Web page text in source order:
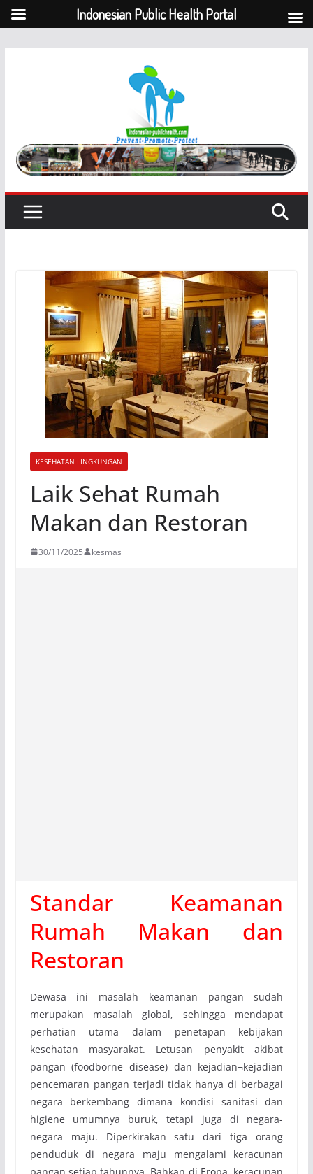
KESEHATAN LINGKUNGAN
Laik Sehat Rumah
Makan dan Restoran
30/11/2025 kesmas
Standar Keamanan
Rumah Makan dan
Restoran
Dewasa ini masalah keamanan pangan sudah
merupakan masalah global, sehingga mendapat
perhatian utama dalam penetapan kebijakan
kesehatan masyarakat. Letusan penyakit akibat
pangan (foodborne disease) dan kejadian¬kejadian
pencemaran pangan terjadi tidak hanya di berbagai
negara berkembang dimana kondisi sanitasi dan
higiene umumnya buruk, tetapi juga di negara-
negara maju. Diperkirakan satu dari tiga orang
penduduk di negara maju mengalami keracunan
Indonesian Public Health Portal